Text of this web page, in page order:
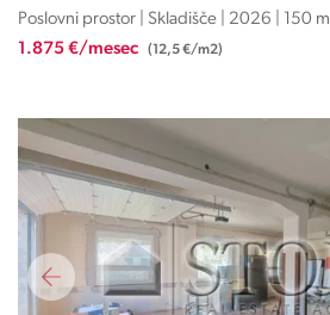
Poslovni prostor | Skladišče | 2026 | 150 m
1.875 €/mesec (12,5 €/m2)